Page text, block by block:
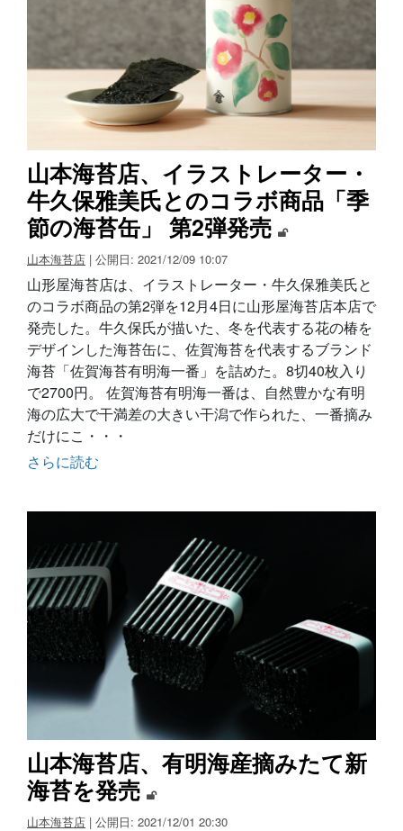
山本海苔店、イラストレーター・
牛久保雅美氏とのコラボ商品「季
節の海苔缶」 第2弾発売
山本海苔店 | 公開日: 2021/12/09 10:07
山形屋海苔店は、イラストレーター・牛久保雅美氏と
のコラボ商品の第2弾を12月4日に山形屋海苔店本店で
発売した。牛久保氏が描いた、冬を代表する花の椿を
デザインした海苔缶に、佐賀海苔を代表するブランド
海苔「佐賀海苔有明海一番」を詰めた。8切40枚入り
で2700円。 佐賀海苔有明海一番は、自然豊かな有明
海の広大で干満差の大きい干潟で作られた、一番摘み
だけにこ・・・
さらに読む
山本海苔店、有明海産摘みたて新
海苔を発売
山本海苔店 | 公開日: 2021/12/01 20:30